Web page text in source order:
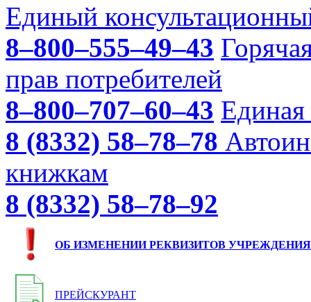
Единый
8–800–555–49–43
прав потребителей
8–800–707–60–43 Единая
8 (8332) 58–78–78
книжкам
8 (8332) 58–78–92
ОБ ИЗМЕНЕНИИ РЕКВИЗИТОВ УЧРЕЖДЕНИЯ
ПРЕЙСКУРАНТ